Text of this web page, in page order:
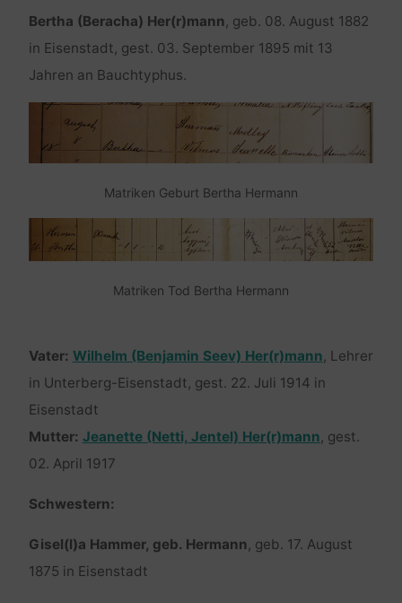
Bertha (Beracha) Her(r)mann, geb. 08. August 1882
in Eisenstadt, gest. 03. September 1895 mit 13
Jahren an Bauchtyphus.
Matriken Geburt Bertha Hermann
Matriken Tod Bertha Hermann
Vater: Wilhelm (Benjamin Seev) Her(r)mann, Lehrer
in Unterberg-Eisenstadt, gest. 22. Juli 1914 in
Eisenstadt
Mutter: Jeanette (Netti, Jentel) Her(r)mann, gest.
02. April 1917
Schwestern:
Gisel(l)a Hammer, geb. Hermann, geb. 17. August
1875 in Eisenstadt